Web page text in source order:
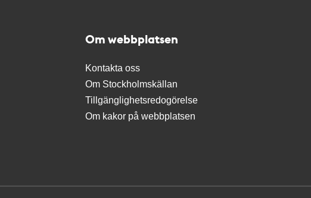
Om webbplatsen
Kontakta oss
Om Stockholmskällan
Tillgänglighetsredogörelse
Om kakor på webbplatsen